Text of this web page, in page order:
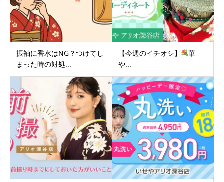
振袖に香水はNG？つけてし
まった時の対処...
【今週のイチオシ】
華
や...